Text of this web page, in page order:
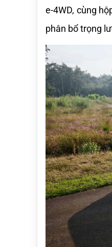
e-4WD, cùng
phân bổ trọng